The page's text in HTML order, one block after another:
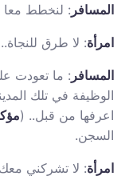
المسافر : لنخطط معا
امرأة: لا طرق للنجاة..
المسافر : ما تعودت
الوظيفة في تلك
اعرفها من قبل.. (
السجن.
امرأة: لا تشركني